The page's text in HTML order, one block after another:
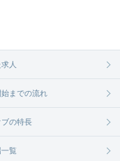
人
始までの流れ
ブの特長
一覧